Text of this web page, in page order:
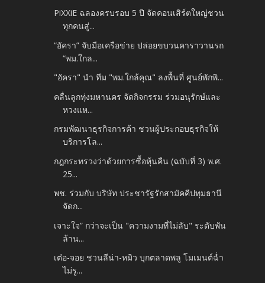
PiXXiE ฉลองครบรอบ 5 ปี จัดคอนเสิร์ตใหญ่ชวน
ทุกคนสู่...
“อัครา” จับมือเครือข่าย ปล่อยขบวนคาราวานรถ
“พม.ใกล...
"อัครา" นำ ทีม "พม.ใกล้คุณ" ลงพื้นที่ ศูนย์พักพิ...
คลื่นลูกทุ่งมหานคร จัดกิจกรรม ร่วมอนุรักษ์และ
หวงแห...
กรมพัฒนาธุรกิจการค้า ชวนผู้ประกอบธุรกิจให้
บริการโล...
กฎกระทรวงว่าด้วยการซื้อหุ้นคืน (ฉบับที่ 3) พ.ศ.
25...
พช. ร่วมกับ บริษัท ประชารัฐรักสามัคคีปทุมธานี
จัดก...
เจาะใจ” กว่าจะเป็น "ความงามที่ไม่ลับ" ระดับพัน
ล้าน...
เต๋อ-จอย ชวนลีน่า-หมิว บุกตลาดพลู โมเมนต์ฉ่ำ
ไม่รู...